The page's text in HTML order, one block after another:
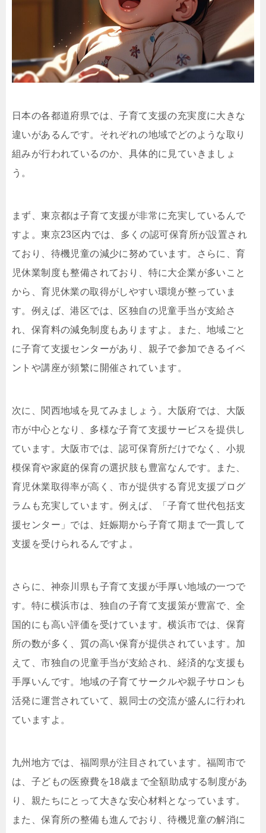
日本の各都道府県では、子育て支援の充実度に大きな
違いがあるんです。それぞれの地域でどのような取り
組みが行われているのか、具体的に見ていきましょ
う。
まず、東京都は子育て支援が非常に充実しているんで
すよ。東京23区内では、多くの認可保育所が設置され
ており、待機児童の減少に努めています。さらに、育
児休業制度も整備されており、特に大企業が多いこと
から、育児休業の取得がしやすい環境が整っていま
す。例えば、港区では、区独自の児童手当が支給さ
れ、保育料の減免制度もありますよ。また、地域ごと
に子育て支援センターがあり、親子で参加できるイベ
ントや講座が頻繁に開催されています。
次に、関西地域を見てみましょう。大阪府では、大阪
市が中心となり、多様な子育て支援サービスを提供し
ています。大阪市では、認可保育所だけでなく、小規
模保育や家庭的保育の選択肢も豊富なんです。また、
育児休業取得率が高く、市が提供する育児支援プログ
ラムも充実しています。例えば、「子育て世代包括支
援センター」では、妊娠期から子育て期まで一貫して
支援を受けられるんですよ。
さらに、神奈川県も子育て支援が手厚い地域の一つで
す。特に横浜市は、独自の子育て支援策が豊富で、全
国的にも高い評価を受けています。横浜市では、保育
所の数が多く、質の高い保育が提供されています。加
えて、市独自の児童手当が支給され、経済的な支援も
手厚いんです。地域の子育てサークルや親子サロンも
活発に運営されていて、親同士の交流が盛んに行われ
ていますよ。
九州地方では、福岡県が注目されています。福岡市で
は、子どもの医療費を18歳まで全額助成する制度があ
り、親たちにとって大きな安心材料となっています。
また、保育所の整備も進んでおり、待機児童の解消に